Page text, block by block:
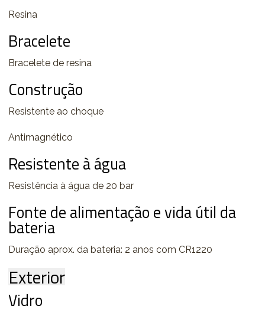
Resina
Bracelete
Bracelete de resina
Construção
Resistente ao choque
Antimagnético
Resistente à água
Resistência à água de 20 bar
Fonte de alimentação e vida útil da
bateria
Duração aprox. da bateria: 2 anos com CR1220
Exterior
Vidro